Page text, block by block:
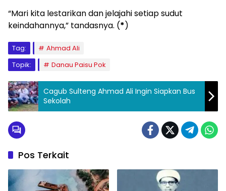
“Mari kita lestarikan dan jelajahi setiap sudut
keindahannya,” tandasnya. (*)
Tag:
Ahmad Ali
Topik:
Danau Paisu Pok
Cagub Sulteng Ahmad Ali Ingin Siapkan Bus
Sekolah
Pos Terkait